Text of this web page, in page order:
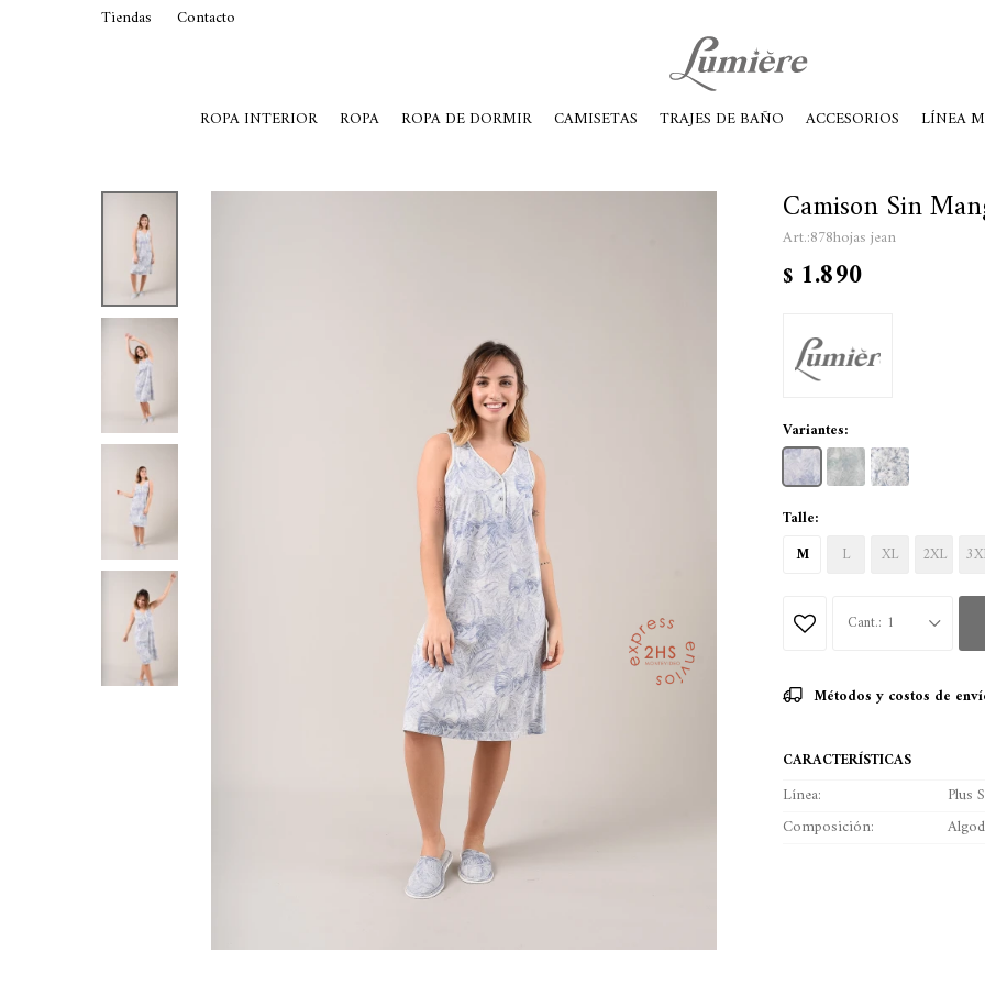
ROPA INTERIOR ROPA ROPA DE DORMIR CAMISETAS TRAJES DE BAÑO ACCESORIOS LÍNEA
Tiendas Contacto
Camison Sin
878hojas jean
$ 1.890
Variantes:
Talle:
M
L XL 2XL
1
Métodos y costos de
CARACTERÍSTICAS
Línea
Plus
Composición